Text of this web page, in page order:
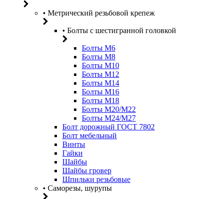
• Метрический резьбовой крепеж
• Болты с шестигранной головкой
Болты М6
Болты М8
Болты М10
Болты М12
Болты М14
Болты М16
Болты М18
Болты М20/M22
Болты М24/М27
Болт дорожный ГОСТ 7802
Болт мебельный
Винты
Гайки
Шайбы
Шайбы гровер
Шпильки резьбовые
• Саморезы, шурупы